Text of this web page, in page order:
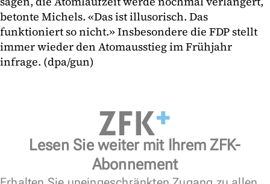
betonte Michels. «Das ist illusorisch. Das
funktioniert so nicht.» Insbesondere die FDP stellt
immer wieder den Atomausstieg im Frühjahr
infrage. (dpa/gun)
Lesen Sie weiter mit Ihrem ZFK-
Abonnement